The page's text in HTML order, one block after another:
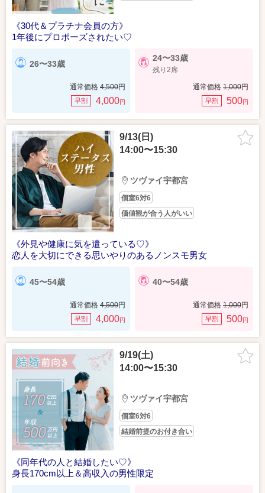
《30代＆プラチナ会員の方》
1年後にプロポーズされたい♡
26〜33歳
通常価格 4,500円
早割 4,000円
24〜33歳
残り2席
通常価格 1,000円
早割 500円
9/13(日)
14:00〜15:30
ツヴァイ宇都宮
個室6対6
価値観が合う人がいい
《外見や健康に気を遣っている♡》
恋人を大切にできる思いやりのあるノンスモ男女
45〜54歳
通常価格 4,500円
早割 4,000円
40〜54歳
通常価格 1,000円
早割 500円
9/19(土)
14:00〜15:30
ツヴァイ宇都宮
個室6対6
結婚前提のお付き合い
《同年代の人と結婚したい♡》
身長170cm以上＆高収入の男性限定